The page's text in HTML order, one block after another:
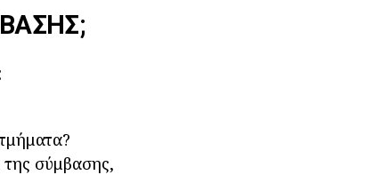
της σύμβασης,